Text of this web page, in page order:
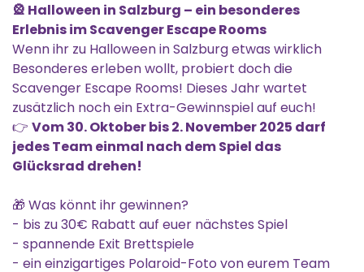
🎡 Halloween in Salzburg – ein besonderes
Erlebnis im Scavenger Escape Rooms
Wenn ihr zu Halloween in Salzburg etwas wirklich
Besonderes erleben wollt, probiert doch die
Scavenger Escape Rooms! Dieses Jahr wartet
zusätzlich noch ein Extra-Gewinnspiel auf euch!
👉 Vom 30. Oktober bis 2. November 2025 darf
jedes Team einmal nach dem Spiel das
Glücksrad drehen!
🎁 Was könnt ihr gewinnen?
- bis zu 30€ Rabatt auf euer nächstes Spiel
- spannende Exit Brettspiele
- ein einzigartiges Polaroid-Foto von eurem Team